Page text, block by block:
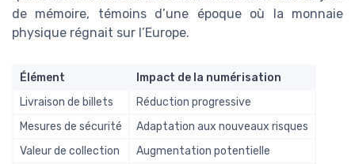
de mémoire, témoins d’une époque où la monnaie
physique régnait sur l’Europe.
Élément
Impact de la numérisation
Livraison de billets
Réduction progressive
Mesures de sécurité
Adaptation aux nouveaux risques
Valeur de collection
Augmentation potentielle